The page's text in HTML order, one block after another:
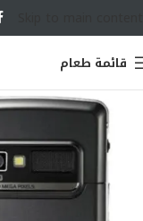
قائمة طعام